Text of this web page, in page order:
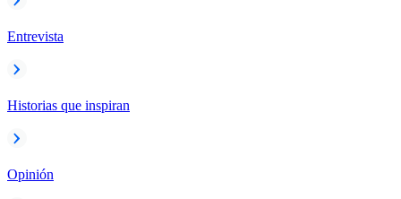
Entrevista
Historias que inspiran
Opinión